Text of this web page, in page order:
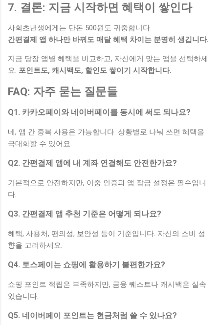
7. 결론: 지금 시작하면 혜택이 쌓인다
사회초년생에게는 단돈 500원도 귀중합니다.
간편결제 앱 하나만 바꿔도 매달 혜택 차이는 분명히 생깁니다.
지금 당장 앱별 혜택을 비교하고, 자신에게 맞는 앱을 선택하세
요. 포인트도, 캐시백도, 할인도 쌓이기 시작합니다.
FAQ: 자주 묻는 질문들
Q1. 카카오페이와 네이버페이를 동시에 써도 되나요?
네, 앱 간 중복 사용은 가능합니다. 상황별로 나눠 쓰면 혜택을
극대화할 수 있어요.
Q2. 간편결제 앱에 내 계좌 연결해도 안전한가요?
기본적으로 안전하지만, 이중 인증과 앱 잠금 설정은 필수입니
다.
Q3. 간편결제 앱 추천 기준은 어떻게 되나요?
혜택, 사용처, 편의성, 보안성 등이 기준입니다. 자신의 소비 성
향을 고려하세요.
Q4. 토스페이는 쇼핑에 활용하기 불편한가요?
쇼핑 포인트 적립은 부족하지만, 금융 퀘스트나 캐시백은 실속
있습니다.
Q5. 네이버페이 포인트는 현금처럼 쓸 수 있나요?